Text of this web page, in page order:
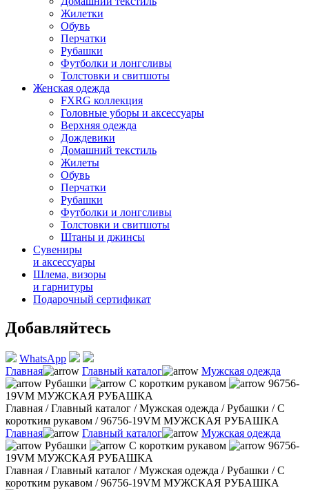
Жилетки
Обувь
Перчатки
Рубашки
Футболки и лонгсливы
Толстовки и свитшоты
Женская одежда
FXRG коллекция
Головные уборы и аксессуары
Верхняя одежда
Дождевики
Домашний текстиль
Жилеты
Обувь
Перчатки
Рубашки
Футболки и лонгсливы
Толстовки и свитшоты
Штаны и джинсы
Сувениры
и аксессуары
Шлема, визоры
и гарнитуры
Подарочный сертификат
Добавляйтесь
WhatsApp
Главная
Главный каталог
Мужская одежда
Рубашки
С коротким рукавом
96756-
19VM МУЖСКАЯ РУБАШКА
Главная /Главный каталог /Мужская одежда /Рубашки /С
коротким рукавом /96756-19VM МУЖСКАЯ РУБАШКА
Главная
Главный каталог
Мужская одежда
Рубашки
С коротким рукавом
96756-
19VM МУЖСКАЯ РУБАШКА
Главная /Главный каталог /Мужская одежда /Рубашки /С
коротким рукавом /96756-19VM МУЖСКАЯ РУБАШКА